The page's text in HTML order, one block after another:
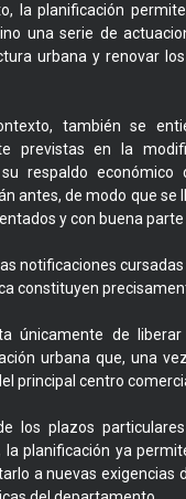
la planificación
una serie de
urbana y renovar
también se
previstas en la
respaldo económico
antes, de modo que se
y con buena
notificaciones
constituyen
únicamente de
urbana que, una
principal centro
los plazos
la planificación ya
a nuevas exigencias